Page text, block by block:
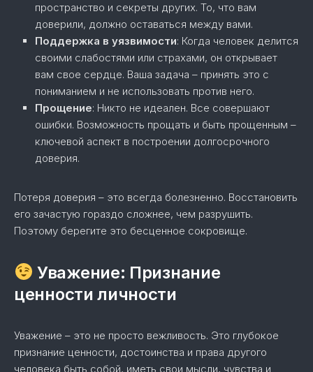
пространство и секреты других. То, что вам
доверили, должно оставаться между вами.
Поддержка в уязвимости: Когда человек делится
своими слабостями или страхами, он открывает
вам свое сердце. Ваша задача – принять это с
пониманием и не использовать против него.
Прощение: Никто не идеален. Все совершают
ошибки. Возможность прощать и быть прощенным –
ключевой аспект в построении долгосрочного
доверия.
Потеря доверия – это всегда болезненно. Восстановить
его зачастую гораздо сложнее, чем разрушить.
Поэтому берегите это бесценное сокровище.
Уважение: Признание
ценности личности
Уважение – это не просто вежливость. Это глубокое
признание ценности, достоинства и права другого
человека быть собой, иметь свои мысли, чувства и